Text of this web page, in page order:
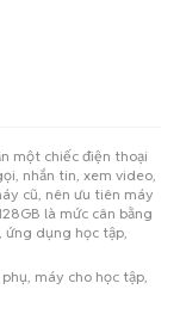
một chiếc điện thoại
nhắn tin, xem video,
cũ, nên ưu tiên máy
là mức cân bằng
ứng dụng học tập,
máy cho học tập,